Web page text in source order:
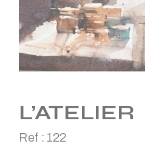
L’ATELIER
Ref : 122